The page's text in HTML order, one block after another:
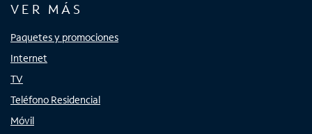
VER MÁS
Paquetes y promociones
Internet
TV
Teléfono Residencial
Móvil